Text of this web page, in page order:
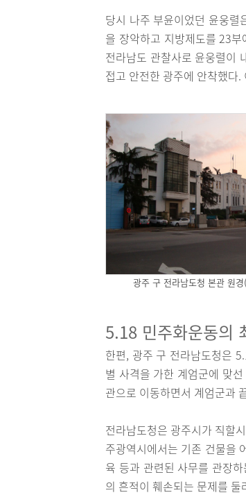
당시 나주 부윤이었던 윤웅렬
을 장악하고 지방제도를 23
전라남도 관찰사로 윤웅렬이
접고 안전한 광주에 안착했다
광주 구 전라남도청 본관 원
5.18 민주화운동의
한편, 광주 구 전라남도청은
별 사격을 가한 계엄군에 맞
관으로 이동하면서 계엄군과
전라남도청은 광주시가 직할
주광역시에서는 기존 건물을
육 등과 관련된 사무를 관장
의 흔적이 훼손되는 문제를